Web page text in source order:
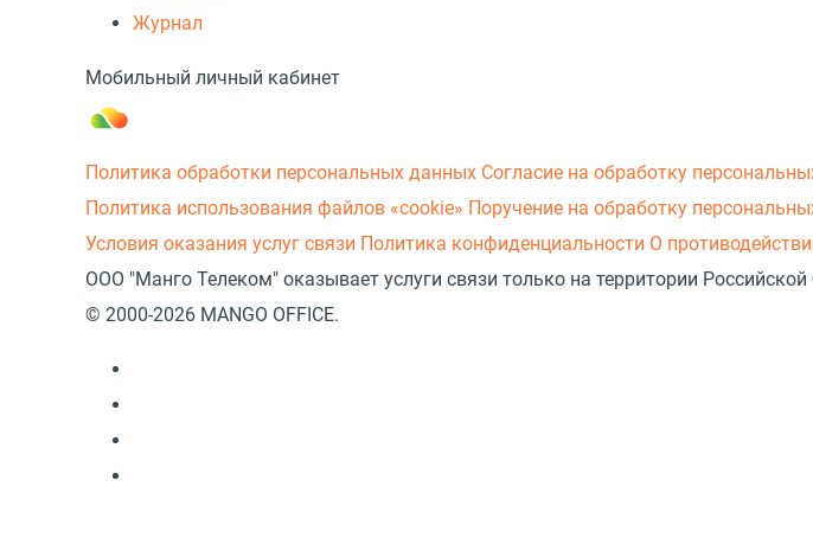
Журнал
Мобильный личный кабинет
Политика обработки персональных данных Согласие на обработку
Политика использования файлов «cookie» Поручение на обработку
Условия оказания услуг связи Политика конфиденциальности О
ООО "Манго Телеком" оказывает услуги связи только на территории
© 2000-2026 MANGO OFFICE.